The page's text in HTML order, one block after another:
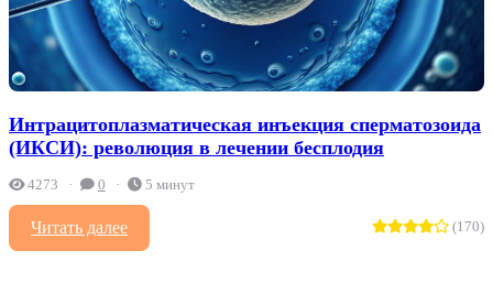
Интрацитоплазматическая инъекция сперматозоида
(ИКСИ): революция в лечении бесплодия
4273 0 5 минут
Читать далее (170)